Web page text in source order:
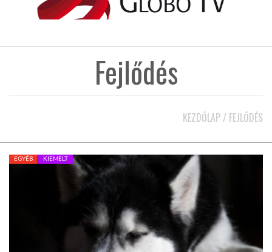
Fejlődés
KEZDŐLAP / FEJLŐDÉS
EGYÉB KIEMELT